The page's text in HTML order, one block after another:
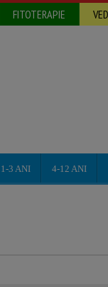
FITOTERAPIE
1-3 ANI 4-12 ANI